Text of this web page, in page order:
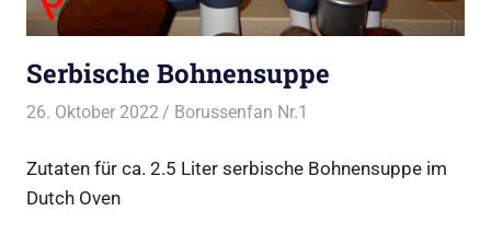
Serbische Bohnensuppe
26. Oktober 2022 Borussenfan Nr.1
Zutaten für ca. 2.5 Liter serbische Bohnensuppe im
Dutch Oven